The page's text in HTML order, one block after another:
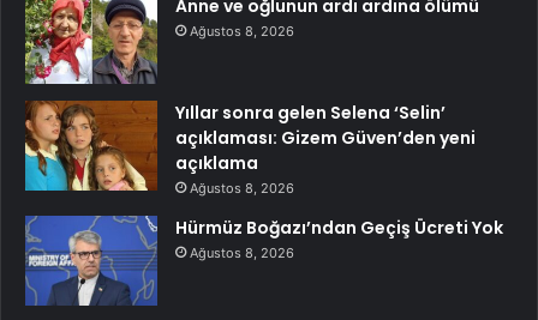
Anne ve oğlunun ardı ardına ölümü
Ağustos 8, 2026
Yıllar sonra gelen Selena ‘Selin’
açıklaması: Gizem Güven’den yeni
açıklama
Ağustos 8, 2026
Hürmüz Boğazı’ndan Geçiş Ücreti Yok
Ağustos 8, 2026